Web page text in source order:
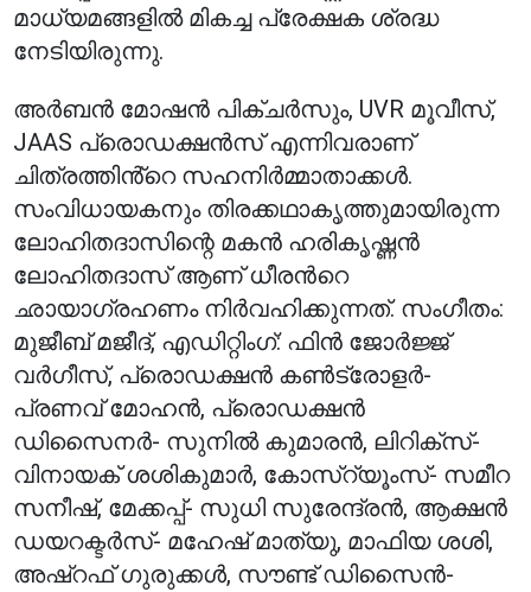
മാധ്യമങ്ങളിൽ മികച്ച പ്രേക്ഷക ശ്രദ്ധ
നേടിയിരുന്നു.
അർബൻ മോഷൻ പിക്ചർസും, UVR മൂവീസ്,
JAAS പ്രൊഡക്ഷൻസ് എന്നിവരാണ്
ചിത്രത്തിൻ്റെ സഹനിർമ്മാതാക്കൾ.
സംവിധായകനും തിരക്കഥാകൃത്തുമായിരുന്ന
ലോഹിതദാസിന്റെ മകൻ ഹരികൃഷ്ണൻ
ലോഹിതദാസ് ആണ് ധീരന്‍റെ
ഛായാഗ്രഹണം നിർവഹിക്കുന്നത്. സംഗീതം:
മുജീബ് മജീദ്, എഡിറ്റിംഗ്: ഫിൻ ജോർജ്ജ്
വർഗീസ്, പ്രൊഡക്ഷൻ കൺട്രോളർ-
പ്രണവ് മോഹൻ, പ്രൊഡക്ഷൻ
ഡിസൈനർ- സുനിൽ കുമാരൻ, ലിറിക്‌സ്-
വിനായക് ശശികുമാർ, കോസ്റ്യൂംസ്- സമീറ
സനീഷ്, മേക്കപ്പ്- സുധി സുരേന്ദ്രൻ, ആക്ഷൻ
ഡയറക്ടർസ്- മഹേഷ് മാത്യു, മാഫിയ ശശി,
അഷ്‌റഫ് ഗുരുക്കൾ, സൗണ്ട് ഡിസൈൻ-